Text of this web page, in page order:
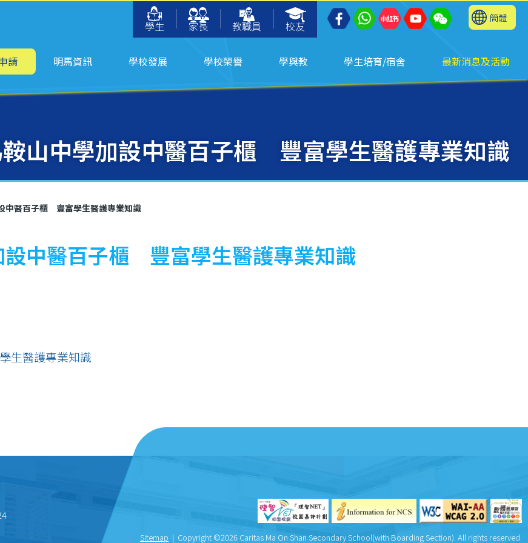
學生
家長 教職員 校友
簡體
請 明馬資訊 學校發展 學校榮譽 學與教 學生培育/宿舍 最新消息及活動
山中學加設中醫百子櫃 豐富學生醫護專業知識
中醫百子櫃 豐富學生醫護專業知識
中醫百子櫃 豐富學生醫護專業知識
生醫護專業知識
Sitemap | Copyright ©2026 Caritas Ma On Shan Secondary School(with Boarding Section). All rights reserved.